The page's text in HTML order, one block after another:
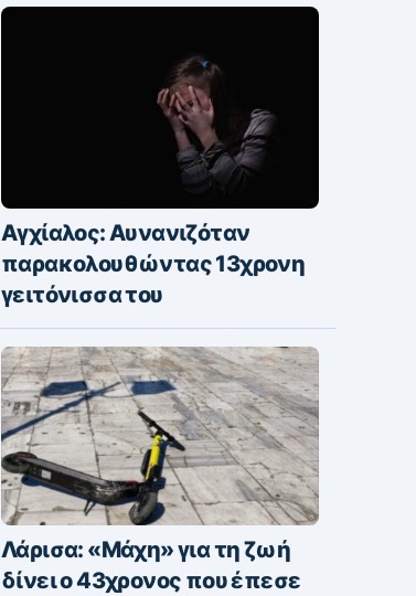
Αγχίαλος: Αυνανιζόταν
παρακολουθώντας 13χρονη
γειτόνισσα του
Λάρισα: «Μάχη» για τη ζωή
δίνει ο 43χρονος που έπεσε